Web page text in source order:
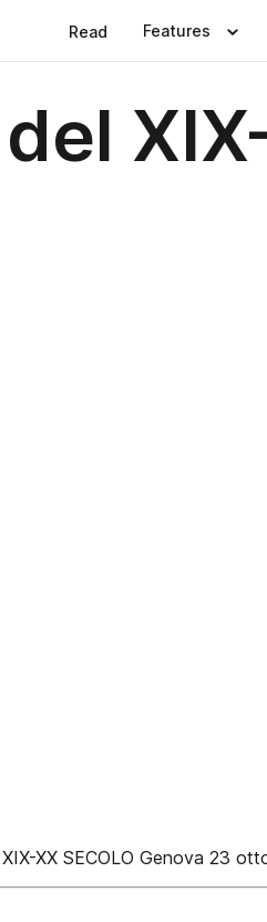
Read Features
XX SECOLO Genova 23